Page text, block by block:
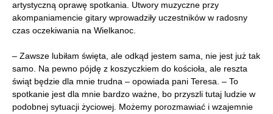
artystyczną oprawę spotkania. Utwory muzyczne przy
akompaniamencie gitary wprowadziły uczestników w radosny
czas oczekiwania na Wielkanoc.
– Zawsze lubiłam święta, ale odkąd jestem sama, nie jest już tak
samo. Na pewno pójdę z koszyczkiem do kościoła, ale reszta
świąt będzie dla mnie trudna – opowiada pani Teresa. – To
spotkanie jest dla mnie bardzo ważne, bo przyszli tutaj ludzie w
podobnej sytuacji życiowej. Możemy porozmawiać i wzajemnie